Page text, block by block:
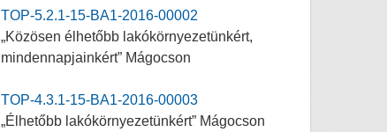
TOP-5.2.1-15-BA1-2016-00002
„Közösen élhetőbb lakókörnyezetünkért,
mindennapjainkért” Mágocson
TOP-4.3.1-15-BA1-2016-00003
„Élhetőbb lakókörnyezetünkért” Mágocson